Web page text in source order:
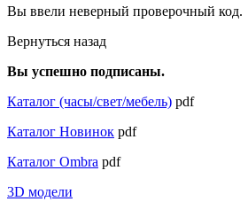
Вы ввели неверный проверочный код.
Вернуться назад
Вы успешно подписаны.
Каталог (часы/свет/мебель) pdf
Каталог Новинок pdf
Каталог Ombra pdf
3D модели